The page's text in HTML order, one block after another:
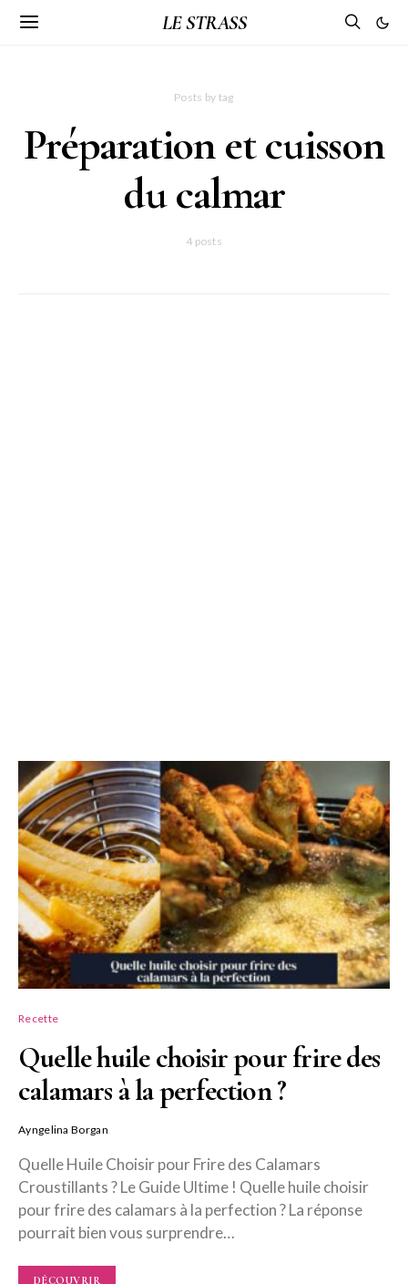
LE STRASS
Posts by tag
Préparation et cuisson
du calmar
4 posts
Recette
Quelle huile choisir pour frire des
calamars à la perfection ?
Ayngelina Borgan
Quelle Huile Choisir pour Frire des Calamars
Croustillants ? Le Guide Ultime ! Quelle huile choisir
pour frire des calamars à la perfection ? La réponse
pourrait bien vous surprendre…
DÉCOUVRIR